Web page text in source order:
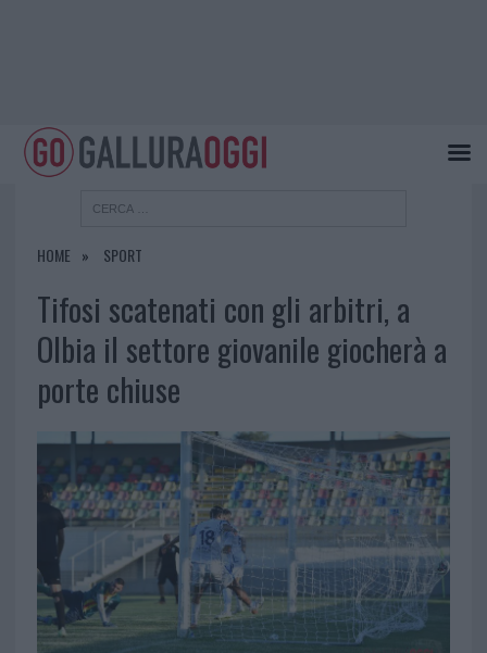
HOME SPORT
Tifosi scatenati con gli arbitri, a
Olbia il settore giovanile giocherà a
porte chiuse